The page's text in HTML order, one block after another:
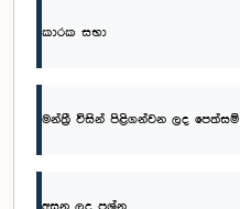
කාරක සභා
මන්ත්‍රී විසින් පිළිගන්වන ලද පෙත්සම්